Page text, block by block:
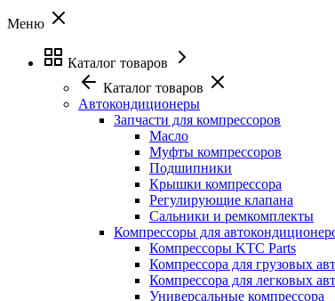
Меню
Каталог товаров
Каталог товаров
Автокондиционеры
Запчасти для компрессоров
Масло
Муфты компрессоров
Подшипники
Крышки компрессора
Регулирующие клапана
Сальники и ремкомплекты
Компрессоры для
Компрессоры KTC Parts
Компрессора для грузовых
Компрессора для легковых
Универсальные компрессора